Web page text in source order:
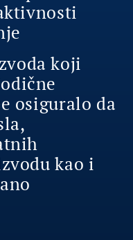
koji
osiguralo da
kao i